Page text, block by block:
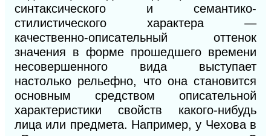
синтаксического и
семантико-
стилистического характера —
качественно-описательный оттенок
значения в форме прошедшего времени
несовершенного вида выступает
настолько рельефно, что она становится
основным средством описательной
характеристики свойств какого-нибудь
лица или предмета. Например, у Чехова в